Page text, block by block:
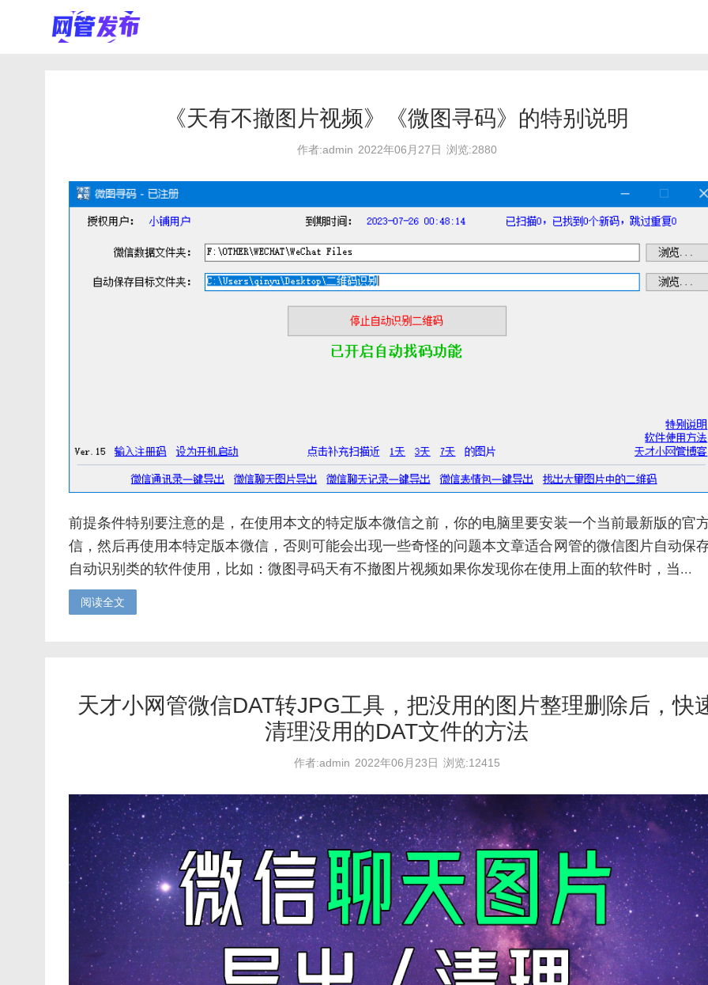
《天有不撤图片视频》《微图寻码》的特别说明
作者:admin 2022年06月27日 浏览:2880
前提条件特别要注意的是，在使用本文的特定版本微信之前，你的电脑里要安装一个当前最新版的官
信，然后再使用本特定版本微信，否则可能会出现一些奇怪的问题本文章适合网管的微信图片自动保
自动识别类的软件使用，比如：微图寻码天有不撤图片视频如果你发现你在使用上面的软件时，当...
阅读全文
天才小网管微信DAT转JPG工具，把没用的图片整理删除后，快
清理没用的DAT文件的方法
作者:admin 2022年06月23日 浏览:12415